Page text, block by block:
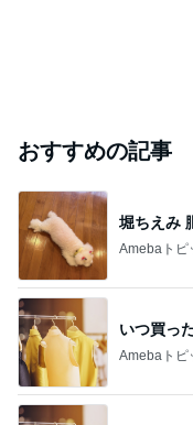
おすすめの記事
堀ちえみ
Amebaトピ
いつ買っ
Amebaトピ